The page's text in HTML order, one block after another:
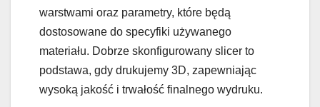
warstwami oraz parametry, które będą
dostosowane do specyfiki używanego
materiału. Dobrze skonfigurowany slicer to
podstawa, gdy drukujemy 3D, zapewniając
wysoką jakość i trwałość finalnego wydruku.